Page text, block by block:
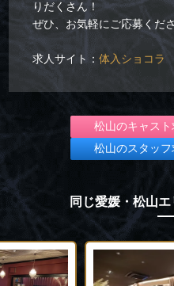
りだくさん！
ぜひ、お気軽にご応募くだ
求人サイト：体入ショコラ
松山のキャス
松山のスタッ
同じ愛媛・松山